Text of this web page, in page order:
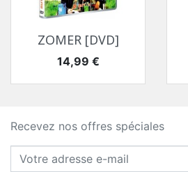
ZOMER [DVD]
Prix
14,99 €
Recevez nos offres spéciales